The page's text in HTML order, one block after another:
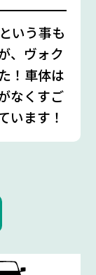
いう事も
、ヴォク
！車体は
なくすご
います！